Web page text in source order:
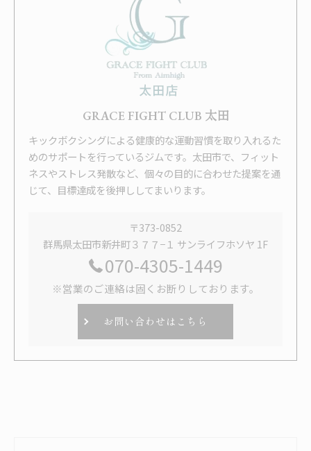
GRACE FIGHT CLUB 太田
キックボクシングによる健康的な運動習慣を取り入れるた
めのサポートを行っているジムです。太田市で、フィット
ネスやストレス発散など、個々の目的に合わせた提案を通
じて、目標達成を後押ししてまいります。
〒373-0852
群馬県太田市新井町３７７−１ サンライフホソヤ 1F
070-4305-1449
※営業のご連絡は固くお断りしております。
お問い合わせはこちら